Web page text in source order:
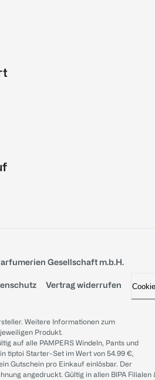
Gesellschaft m.b.H.
Vertrag widerrufen
Weitere Informationen zum
Produkt.
auf alle PAMPERS Windeln, Pants und
tiptoi Starter-Set im Wert von 54.99 €,
Gutschein pro Einkauf einlösbar. Der
angedruckt. Gültig in allen BIPA Filialen